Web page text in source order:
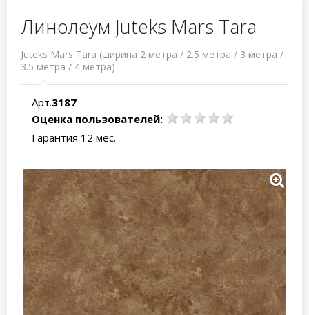
Линолеум Juteks Mars Tara
Juteks Mars Tara (ширина 2 метра / 2.5 метра / 3 метра /
3.5 метра / 4 метра)
Арт.3187
Оценка пользователей:
Гарантия 12 мес.